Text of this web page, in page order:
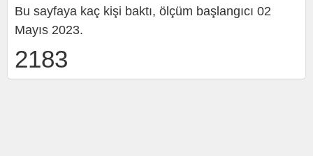
Bu sayfaya kaç kişi baktı, ölçüm başlangıcı 02
Mayıs 2023.
2183